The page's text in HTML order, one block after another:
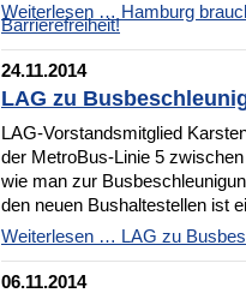
Weiterlesen … Hamburg
Barrierefreiheit!
24.11.2014
LAG zu
LAG-Vorstandsmitglied
der MetroBus-Linie 5
wie man zur
den neuen Bushaltestellen ist
Weiterlesen … LAG zu
06.11.2014